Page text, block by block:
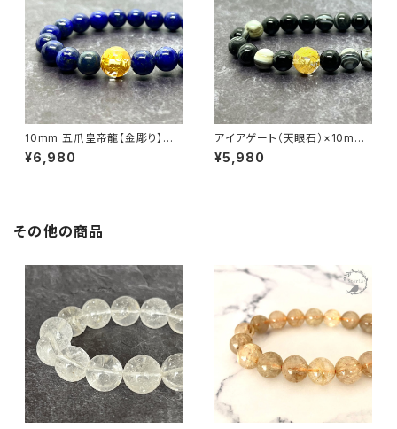
10mm 五爪皇帝龍【金彫り】水
晶×ラピスラズリ（瑠璃）ブレスレ
ット
¥6,980
アイアゲート（天眼石）×10mm
五爪皇帝龍【金彫り】水晶 ブレ
スレット
¥5,980
その他の商品